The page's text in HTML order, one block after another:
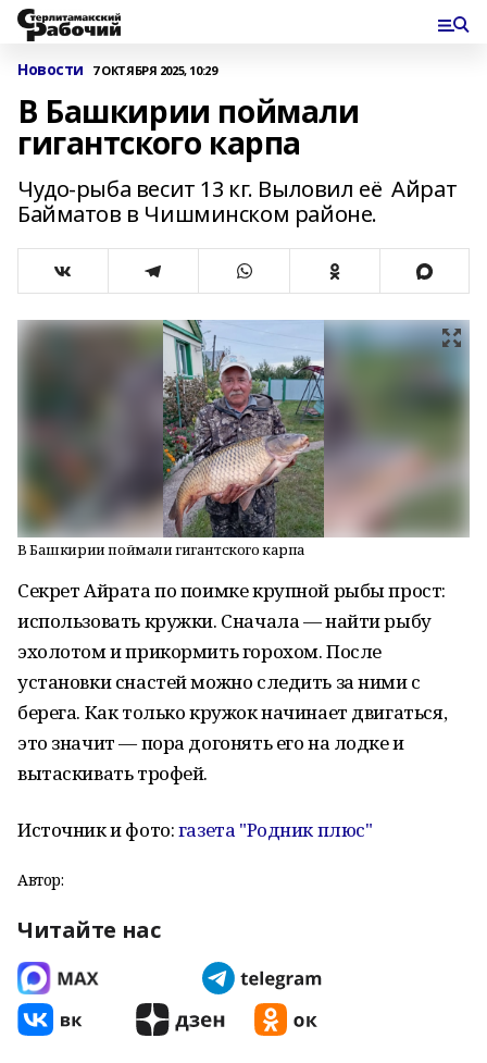
Новости 7 ОКТЯБРЯ 2025, 10:29
В Башкирии поймали
гигантского карпа
Чудо-рыба весит 13 кг. Выловил её Айрат
Байматов в Чишминском районе.
В Башкирии поймали гигантского карпа
Секрет Айрата по поимке крупной рыбы прост:
использовать кружки. Сначала — найти рыбу
эхолотом и прикормить горохом. После
установки снастей можно следить за ними с
берега. Как только кружок начинает двигаться,
это значит — пора догонять его на лодке и
вытаскивать трофей.
Источник и фото:газета "Родник плюс"
Автор:
Читайте нас